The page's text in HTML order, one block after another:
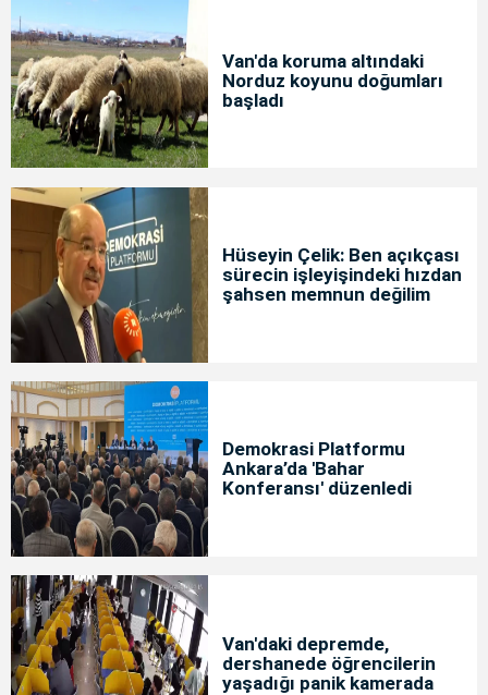
Van'da koruma altındaki
Norduz koyunu doğumları
başladı
Hüseyin Çelik: Ben açıkçası
sürecin işleyişindeki hızdan
şahsen memnun değilim
Demokrasi Platformu
Ankara’da 'Bahar
Konferansı' düzenledi
Van'daki depremde,
dershanede öğrencilerin
yaşadığı panik kamerada